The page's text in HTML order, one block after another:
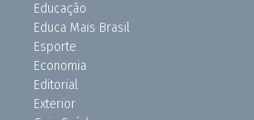
Educação
Educa Mais Brasil
Esporte
Economia
Editorial
Exterior